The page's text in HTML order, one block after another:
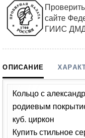
сайте
ГИИС
ОПИСАНИЕ
Кольцо с
родиевым
куб. циркон
Купить стильное